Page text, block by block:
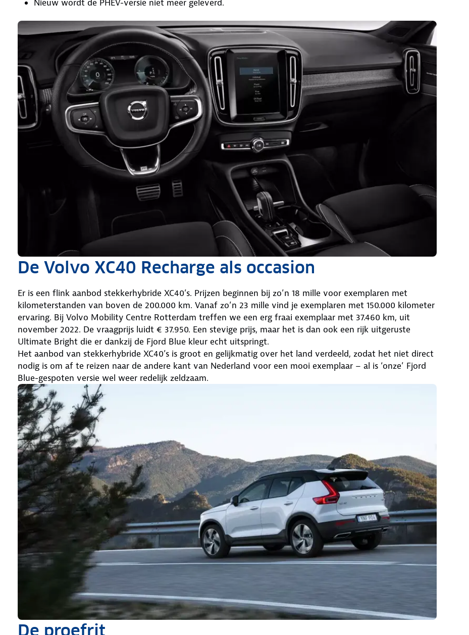
Nieuw wordt de PHEV-versie niet meer geleverd.
De Volvo XC40 Recharge als occasion
Er is een flink aanbod stekkerhybride XC40’s. Prijzen beginnen bij zo’n 18 mille voor exemplaren met
kilometerstanden van boven de 200.000 km. Vanaf zo’n 23 mille vind je exemplaren met 150.000 kilometer
ervaring. Bij Volvo Mobility Centre Rotterdam treffen we een erg fraai exemplaar met 37.460 km, uit
november 2022. De vraagprijs luidt € 37.950. Een stevige prijs, maar het is dan ook een rijk uitgeruste
Ultimate Bright die er dankzij de Fjord Blue kleur echt uitspringt.
Het aanbod van stekkerhybride XC40’s is groot en gelijkmatig over het land verdeeld, zodat het niet direct
nodig is om af te reizen naar de andere kant van Nederland voor een mooi exemplaar – al is ‘onze’ Fjord
Blue-gespoten versie wel weer redelijk zeldzaam.
De proefrit